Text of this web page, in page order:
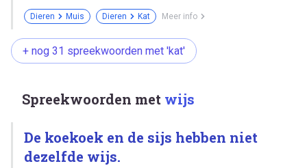
Dieren Muis Dieren Kat Meer info
+ nog 31 spreekwoorden met 'kat'
Spreekwoorden met wijs
De koekoek en de sijs hebben niet
dezelfde wijs.